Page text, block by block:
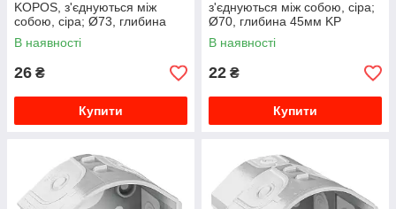
KOPOS, з'єднуються між
собою, сіра; Ø73, глибина
66мм KPR 68_KA
В наявності
26 ₴
Купити
з'єднуються між собою, сіра;
Ø70, глибина 45мм KP
67/3_KA
В наявності
22 ₴
Купити